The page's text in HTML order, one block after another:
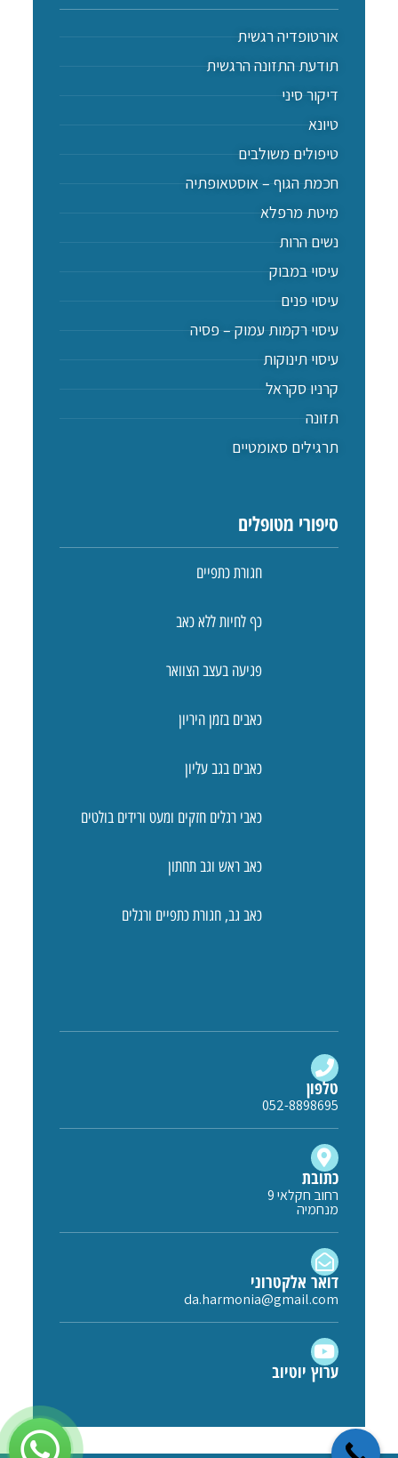
אורטופדיה רגשית
תודעת התזונה הרגשית
דיקור סיני
טיונא
טיפולים משולבים
חכמת הגוף – אוסטאופתיה
מיטת מרפלא
נשים הרות
עיסוי במבוק
עיסוי פנים
עיסוי רקמות עמוק – פסיה
עיסוי תינוקות
קרניו סקראל
תזונה
תרגילים סאומטיים
סיפורי מטופלים
חגורת כתפיים
כף לחיות ללא כאב
פגיעה בעצב הצוואר
כאבים בזמן היריון
כאבים בגב עליון
כאבי רגלים חזקים ומעט ורידים בולטים
כאב ראש וגב תחתון
כאב גב, חגורת כתפיים ורגלים
טלפון
052-8898695
כתובת
רחוב חקלאי 9
מנחמיה
דואר אלקטרוני
da.harmonia@gmail.com
ערוץ יוטיוב